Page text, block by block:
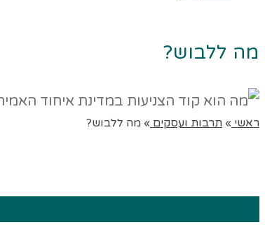
מה ללבוש?
ראשי » תרבות ועסקים » מה ללבוש?